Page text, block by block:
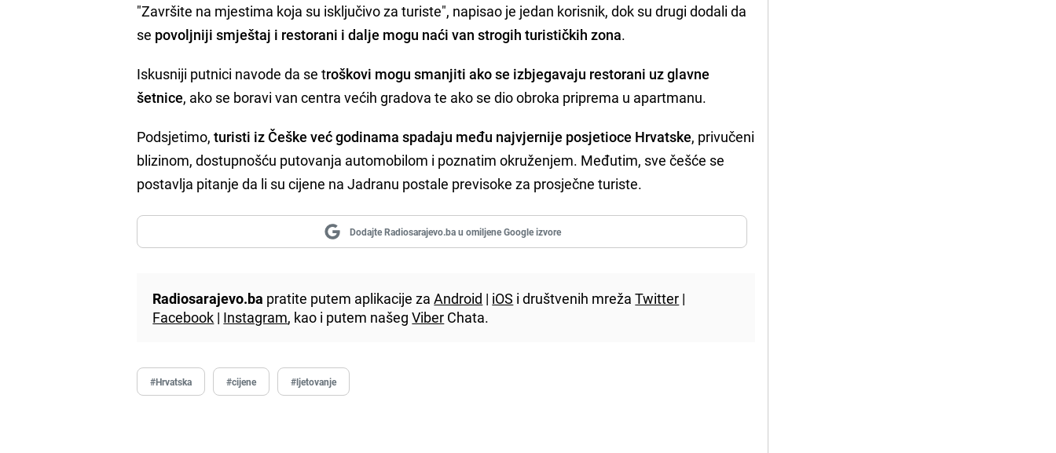
"Završite na mjestima koja su isključivo za turiste", napisao je jedan korisnik, dok su drugi dodali da
se povoljniji smještaj i restorani i dalje mogu naći van strogih turističkih zona.
Iskusniji putnici navode da se troškovi mogu smanjiti ako se izbjegavaju restorani uz glavne
šetnice, ako se boravi van centra većih gradova te ako se dio obroka priprema u apartmanu.
Podsjetimo,turisti iz Češke već godinama spadaju među najvjernije posjetioce Hrvatske, privučeni
blizinom, dostupnošću putovanja automobilom i poznatim okruženjem. Međutim, sve češće se
postavlja pitanje da li su cijene na Jadranu postale previsoke za prosječne turiste.
Dodajte Radiosarajevo.ba u omiljene Google izvore
Radiosarajevo.ba pratite putem aplikacije zaAndroid | iOS i društvenih mrežaTwitter |
Facebook | Instagram, kao i putem našegViber Chata.
#Hrvatska #cijene #ljetovanje